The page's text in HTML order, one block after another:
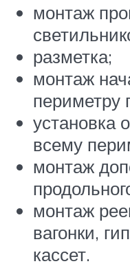
монтаж
разметка;
монтаж
периметру
установка
всему
монтаж
монтаж
вагонки,
кассет.